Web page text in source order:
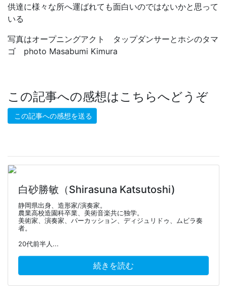
供達に様々な所へ運ばれても面白いのではないかと思って
いる
写真はオープニングアクト タップダンサーとホシのタマ
ゴ photo Masabumi Kimura
この記事への感想はこちらへどうぞ
この記事への感想を送る
白砂勝敏（Shirasuna Katsutoshi)
静岡県出身、造形家/演奏家。
農業高校造園科卒業、美術音楽共に独学。
美術家、演奏家、パーカッション、ディジュリドゥ、ムビラ奏
者。
20代前半人...
続きを読む